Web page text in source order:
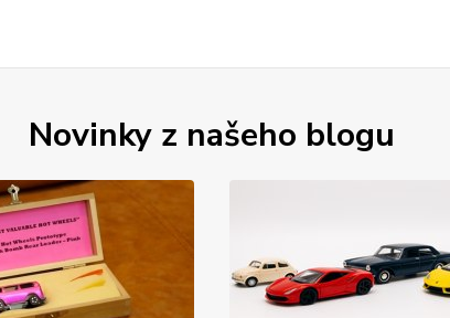
Novinky z našeho blogu